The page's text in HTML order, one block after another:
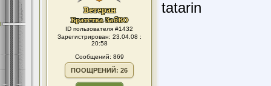
ID пользователя #1432
Зарегистрирован: 23.04.08 :
20:58
Сообщений: 869
ПООЩРЕНИЙ: 26
tatarin